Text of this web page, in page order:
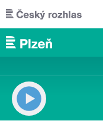
Přejít k hlavnímu obsahu